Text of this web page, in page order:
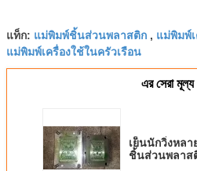
แท็ก: แม่พิมพ์ชิ้นส่วนพลาสติก , แม่พิมพ์
แม่พิมพ์เครื่องใช้ในครัวเรือน
এর সেরা মূল্য
เย็นนักวิ่งหลา
ชิ้นส่วนพลาส